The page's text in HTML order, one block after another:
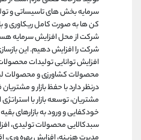
سرمایه بخش های تاسیساتی و
کن ها به صورت کامل ریکاوری و
شرکت از محل افزایش سرمایه
شرکت را افزایش دهیم. این
افزایش توانایی تولیدات
محصولات کشاورزی و محصولات
درنظر دارد با حفظ بازار و
مشتریان، توسعه بازار با
خودکفایی و ورود به بازارهای
سبدکالایی محصولات تولیدی،